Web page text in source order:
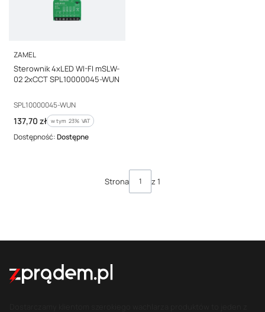
PRODUCENT
ZAMEL
Sterownik 4xLED WI-FI mSLW-
02 2xCCT SPL10000045-WUN
Kod producenta
SPL10000045-WUN
Cena brutto
137,70 zł w tym %s VAT
w tym 23% VAT
Dostępność:Dostępne
Strona z 1